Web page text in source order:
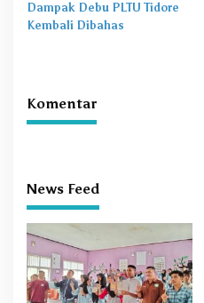
Dampak Debu PLTU Tidore
Kembali Dibahas
Komentar
News Feed